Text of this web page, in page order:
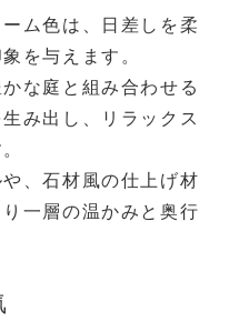
ム色は、日差しを柔
を与えます。
な庭と組み合わせる
み出し、リラックス
、石材風の仕上げ材
一層の温かみと奥行